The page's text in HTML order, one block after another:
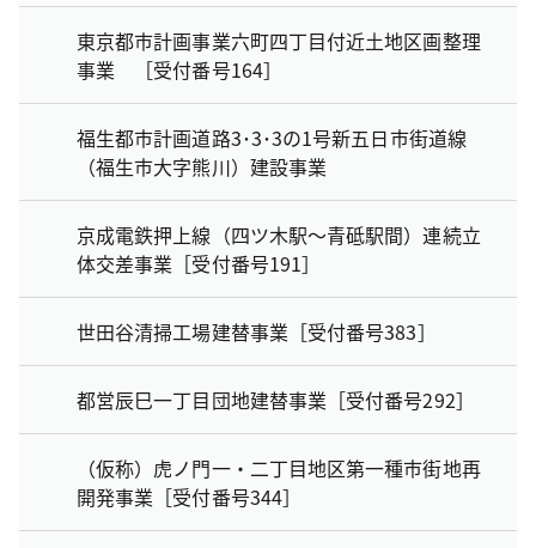
東京都市計画事業六町四丁目付近土地区画整理
事業 ［受付番号164］
福生都市計画道路3･3･3の1号新五日市街道線
（福生市大字熊川）建設事業
京成電鉄押上線（四ツ木駅～青砥駅間）連続立
体交差事業［受付番号191］
世田谷清掃工場建替事業［受付番号383］
都営辰巳一丁目団地建替事業［受付番号292］
（仮称）虎ノ門一・二丁目地区第一種市街地再
開発事業［受付番号344］